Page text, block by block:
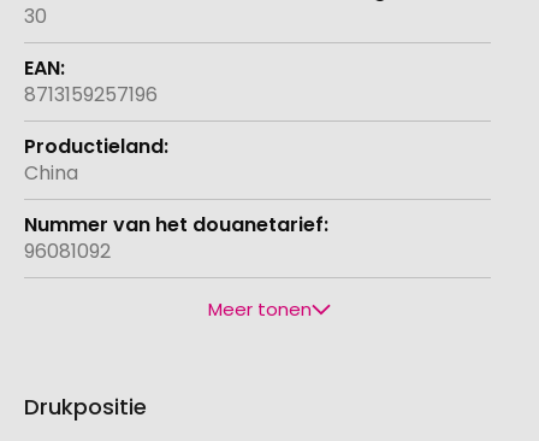
30
8713159257196
China
96081092
Meer tonen
Drukpositie